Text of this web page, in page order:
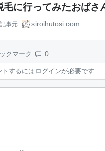
毛に行ってみたおばさ
記事元: siroihutosi.com
クマーク 0
トするにはログインが必要です